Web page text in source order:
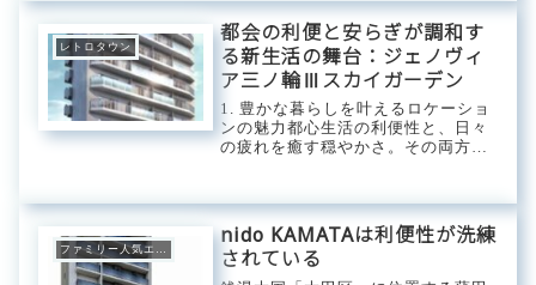
不動堂」、「富岡八幡宮」では行事
ごとに出店屋台が並...
レトロタウン
都会の利便と安らぎが調和す
る新生活の舞台：ジェノヴィ
ア三ノ輪Ⅲスカイガーデン
1. 豊かな暮らしを叶えるロケーショ
ンの魅力都心生活の利便性と、日々
の疲れを癒す穏やかさ。その両方を
想的な選択となるでしょう。複数路
線が利用可能なマルチアクセスを誇
り、都心の主...
ファミリー人気エリア
nido KAMATAは利便性が洗練
されている